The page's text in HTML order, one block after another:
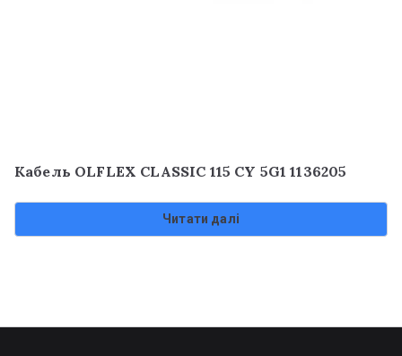
Кабель OLFLEX CLASSIC 115 CY 5G1 1136205
Читати далі